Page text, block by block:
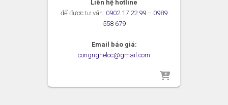
Liên hệ hotline
để được tư vấn: 0902 17 22 99 – 0989
558 679
Email báo giá:
congngheloc@gmail.com